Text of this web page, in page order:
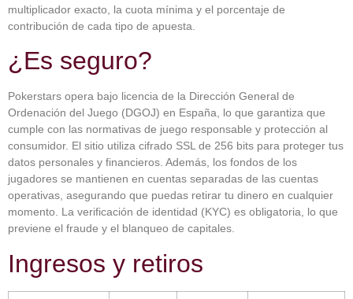
multiplicador exacto, la cuota mínima y el porcentaje de
contribución de cada tipo de apuesta.
¿Es seguro?
Pokerstars opera bajo licencia de la Dirección General de
Ordenación del Juego (DGOJ) en España, lo que garantiza que
cumple con las normativas de juego responsable y protección al
consumidor. El sitio utiliza cifrado SSL de 256 bits para proteger tus
datos personales y financieros. Además, los fondos de los
jugadores se mantienen en cuentas separadas de las cuentas
operativas, asegurando que puedas retirar tu dinero en cualquier
momento. La verificación de identidad (KYC) es obligatoria, lo que
previene el fraude y el blanqueo de capitales.
Ingresos y retiros